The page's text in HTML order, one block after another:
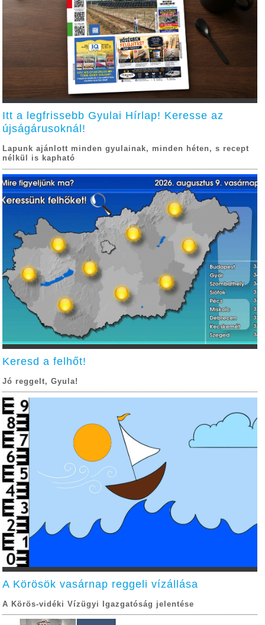
Itt a legfrissebb Gyulai Hírlap! Keresse az
újságárusoknál!
Lapunk ajánlott minden gyulainak, minden héten, s recept
nélkül is kapható
Keresd a felhőt!
Jó reggelt, Gyula!
A Körösök vasárnap reggeli vízállása
A Körös-vidéki Vízügyi Igazgatóság jelentése